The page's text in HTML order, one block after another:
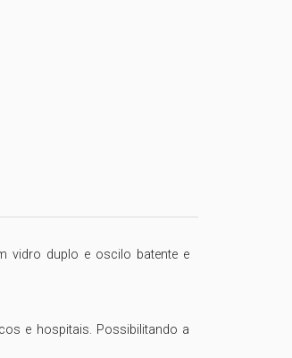
vidro duplo e oscilo batente e
e hospitais. Possibilitando a